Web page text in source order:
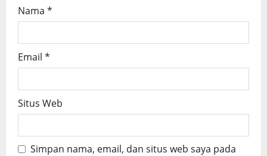
Nama *
Email *
Situs Web
Simpan nama, email, dan situs web saya pada